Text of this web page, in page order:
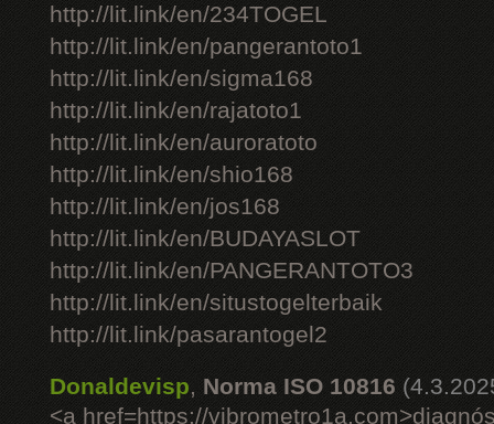
http://lit.link/en/234TOGEL
http://lit.link/en/pangerantoto1
http://lit.link/en/sigma168
http://lit.link/en/rajatoto1
http://lit.link/en/auroratoto
http://lit.link/en/shio168
http://lit.link/en/jos168
http://lit.link/en/BUDAYASLOT
http://lit.link/en/PANGERANTOTO3
http://lit.link/en/situstogelterbaik
http://lit.link/pasarantogel2
Donaldevisp, Norma ISO 10816
<a href=https://